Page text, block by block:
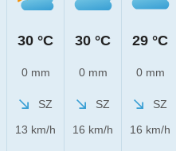
30 °C
0 mm
SZ
13 km/h
30 °C
0 mm
SZ
16 km/h
29 °C
0 mm
SZ
16 km/h